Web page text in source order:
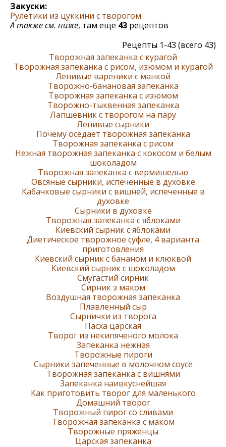
Закуски:
Рулетики из цуккини с творогом
А также см. ниже, там еще 43 рецептов
Рецепты 1-43 (всего 43)
Творожная запеканка с курагой
Творожная запеканка с рисом, изюмом и курагой
Ленивые вареники с манкой
Творожно-банановая запеканка
Творожная запеканка с изюмом
Творожно-тыквенная запеканка
Лапшевник с творогом на пару
Ленивые сырники
Почему оседает творожная запеканка
Творожная запеканка с рисом
Нежная творожная запеканка с кокосом и белым
шоколадом
Творожная запеканка с вермишелью
Овсяные сырники, испеченные в духовке
Кабачковые сырники с вишней, испеченные в
духовке
Сырники в духовке
Творожная запеканка с яблоками
Киевский сырник с яблоками
Диетическое творожное суфле, 4 варианта
приготовления
Киевский сырник с бананом и клюквой
Киевский сырник с шоколадом
Смугастий сирник
Сирник з маком
Воздушная творожная запеканка
Плавленный сыр
Сырнички из творога
Пасха царская
Творог из некипяченого молока
Запеканка нежная
Творожные пироги
Сырники запеченные в молочном соусе
Творожная запеканка с вишнями
Запеканка наивкуснейшая
Как приготовить творог для маленького
Домашний творог
Творожный пирог со сливами
Творожная запеканка с маком
Творожные пряженцы
Царская запеканка